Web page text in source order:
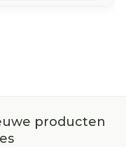
producten